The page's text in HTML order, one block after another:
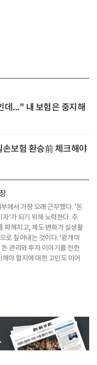
데..." 내 보험은 중지해
보험 환승前 체크해야
에서 가장 오래 근무했다. '돈
'가 되기 위해 노력한다. 주
파헤치고, 제도 변화가 실생활
로 짚어내는 것이다. ‘왕개미
관리와 투자 이야기를 전한
야 할지에 대한 고민도 이어